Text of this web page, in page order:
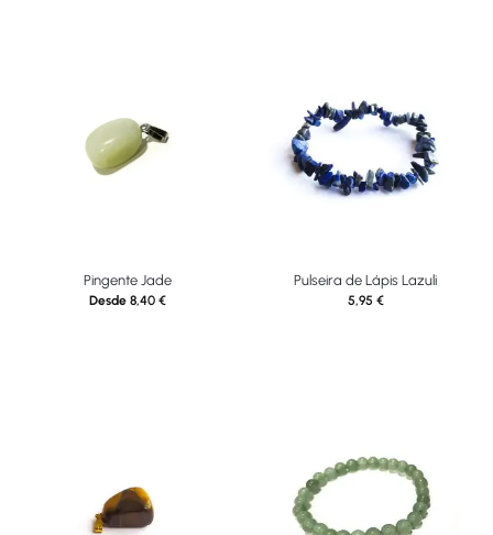
Pingente Jade
Desde 8,40 €
Pulseira de Lápis Lazuli
5,95 €